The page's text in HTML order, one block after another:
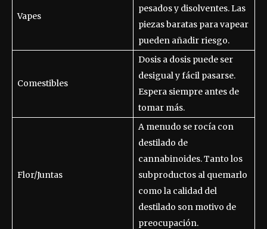
Vapes
pesados y disolventes. Las
piezas baratas para vapear
pueden añadir riesgo.
Comestibles
Dosis a dosis puede ser
desigual y fácil pasarse.
Espera siempre antes de
tomar más.
Flor/Juntas
A menudo se rocía con
destilado de
cannabinoides. Tanto los
subproductos al quemarlo
como la calidad del
destilado son motivo de
preocupación.